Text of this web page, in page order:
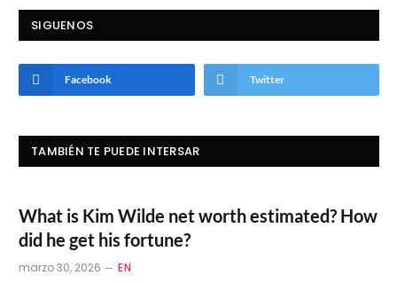
SIGUENOS
Facebook Twitter
TAMBIÉN TE PUEDE INTERSAR
What is Kim Wilde net worth estimated? How
did he get his fortune?
marzo 30, 2026 EN